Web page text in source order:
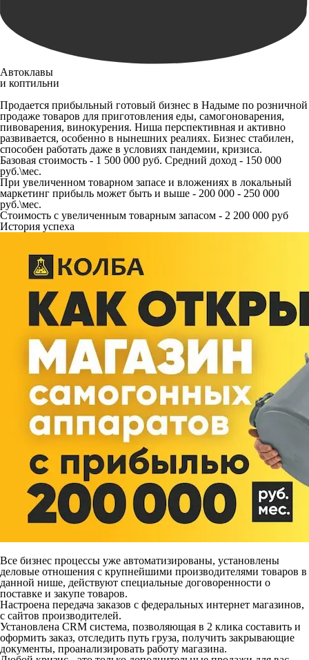
Автоклавы
и коптильни
Продается прибыльный готовый бизнес в Надыме по розничной
продаже товаров для приготовления еды, самогоноварения,
пивоварения, винокурения. Ниша перспективная и активно
развивается, особенно в нынешних реалиях. Бизнес стабилен,
способен работать даже в условиях пандемии, кризиса.
Базовая стоимость - 1 500 000 руб. Средний доход - 150 000
руб.\мес.
При увеличенном товарном запасе и вложениях в локальный
маркетинг прибыль может быть и выше - 200 000 - 250 000
руб.\мес.
Стоимость с увеличенным товарным запасом - 2 200 000 руб
История успеха
Все бизнес процессы уже автоматизированы, установлены
деловые отношения с крупнейшими производителями товаров в
данной нише, действуют специальные договоренности о
поставке и закупе товаров.
Настроена передача заказов с федеральных интернет магазинов,
с сайтов производителей.
Установлена CRM система, позволяющая в 2 клика составить и
оформить заказ, отследить путь груза, получить закрывающие
документы, проанализировать работу магазина.